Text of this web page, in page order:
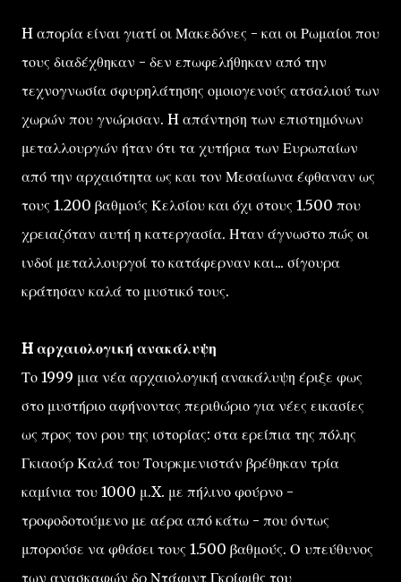
H απορία είναι γιατί οι Μακεδόνες - και οι Ρωμαίοι που
τους διαδέχθηκαν - δεν επωφελήθηκαν από την
τεχνογνωσία σφυρηλάτησης ομοιογενούς ατσαλιού των
χωρών που γνώρισαν. H απάντηση των επιστημόνων
μεταλλουργών ήταν ότι τα χυτήρια των Ευρωπαίων
από την αρχαιότητα ως και τον Μεσαίωνα έφθαναν ως
τους 1.200 βαθμούς Κελσίου και όχι στους 1.500 που
χρειαζόταν αυτή η κατεργασία. Ηταν άγνωστο πώς οι
ινδοί μεταλλουργοί το κατάφερναν και... σίγουρα
κράτησαν καλά το μυστικό τους.
H αρχαιολογική ανακάλυψη
Το 1999 μια νέα αρχαιολογική ανακάλυψη έριξε φως
στο μυστήριο αφήνοντας περιθώριο για νέες εικασίες
ως προς τον ρου της ιστορίας: στα ερείπια της πόλης
Γκιαούρ Καλά του Τουρκμενιστάν βρέθηκαν τρία
καμίνια του 1000 μ.X. με πήλινο φούρνο -
τροφοδοτούμενο με αέρα από κάτω - που όντως
μπορούσε να φθάσει τους 1.500 βαθμούς. Ο υπεύθυνος
των ανασκαφών δρ Ντάφιντ Γκρίφιθς του